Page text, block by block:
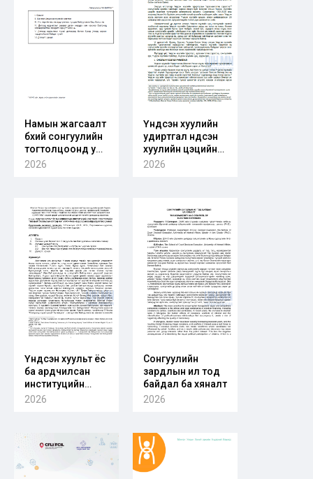
Намын жагсаалт
бүхий сонгуулийн
тогтолцоонд улс
төрийн намын
2026
Үндсэн хуулийн
удиртгал үндсэн
хуулийн цэцийн
шийдвэрийн
хувьд
2026
Үндсэн хуульт ёс
ба ардчилсан
институцийн
хөгжил:
бүтэц-чиг үүргийн
бие даасан
байдалд өгөх
санал
2026
Сонгуулийн
зардлын ил тод
байдал ба хяналт
2026